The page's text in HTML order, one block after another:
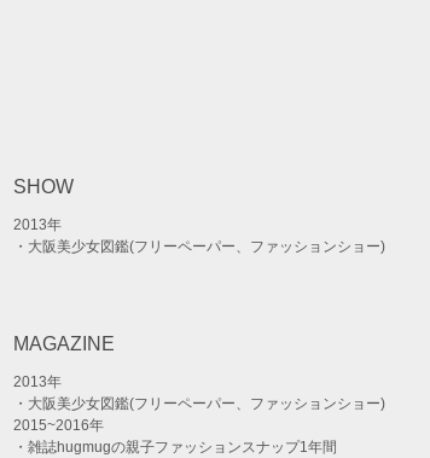
SHOW
2013年
・大阪美少女図鑑(フリーペーパー、ファッションショー)
MAGAZINE
2013年
・大阪美少女図鑑(フリーペーパー、ファッションショー)
2015~2016年
・雑誌hugmugの親子ファッションスナップ1年間